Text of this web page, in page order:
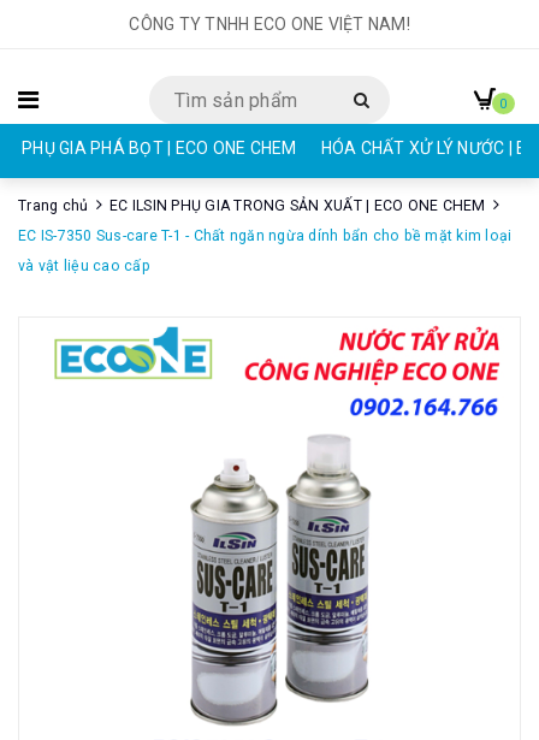
CÔNG TY TNHH ECO ONE VIỆT NAM!
PHỤ GIA PHÁ BỌT | ECO ONE CHEM HÓA CHẤT XỬ LÝ NƯỚC |
0
Trang chủ
EC ILSIN PHỤ GIA TRONG SẢN XUẤT | ECO ONE CHEM
EC IS-7350 Sus-care T-1 - Chất ngăn ngừa dính bẩn cho bề mặt kim loại
và vật liệu cao cấp